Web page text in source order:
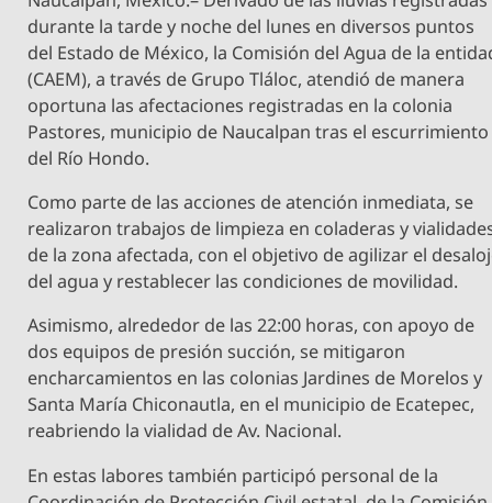
durante la tarde y noche del lunes en diversos puntos
del Estado de México, la Comisión del Agua de la
(CAEM), a través de Grupo Tláloc, atendió de manera
oportuna las afectaciones registradas en la colonia
Pastores, municipio de Naucalpan tras el escurrimiento
del Río Hondo.
Como parte de las acciones de atención inmediata, se
realizaron trabajos de limpieza en coladeras y
de la zona afectada, con el objetivo de agilizar el
del agua y restablecer las condiciones de movilidad.
Asimismo, alrededor de las 22:00 horas, con apoyo de
dos equipos de presión succión, se mitigaron
encharcamientos en las colonias Jardines de Morelos y
Santa María Chiconautla, en el municipio de Ecatepec,
reabriendo la vialidad de Av. Nacional.
En estas labores también participó personal de la